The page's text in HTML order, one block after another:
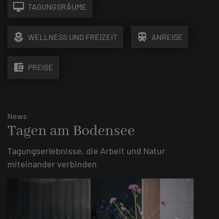
desktop_mac TAGUNGSRÄUME
local_florist WELLNESS UND FREIZEIT train ANREISE
account_balance_wallet PREISE
News
Tagen am Bodensee
Tagungserlebnisse, die Arbeit und Natur
miteinander verbinden